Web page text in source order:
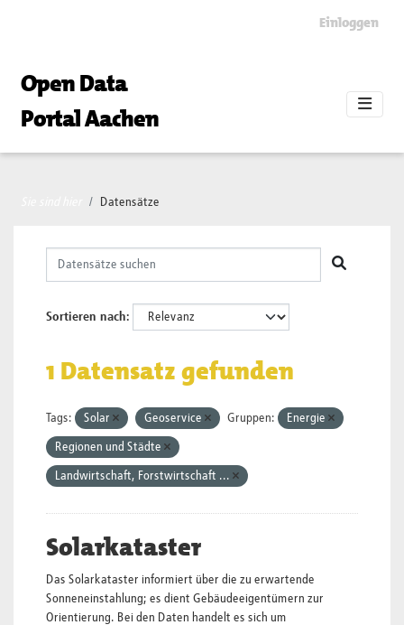
Einloggen
Open Data
Portal Aachen
Datensätze
Sortieren nach
1 Datensatz gefunden
Tags: Solar Geoservice Gruppen: Energie
Regionen und Städte
Landwirtschaft, Forstwirtschaft ...
Solarkataster
Das Solarkataster informiert über die zu erwartende
Sonneneinstahlung; es dient Gebäudeeigentümern zur
Orientierung. Bei den Daten handelt es sich um